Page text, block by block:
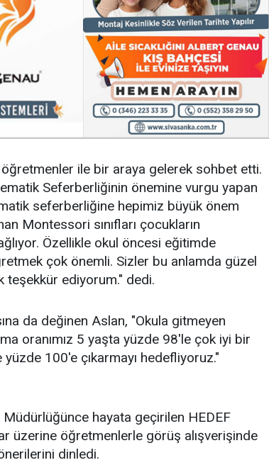
ile bir araya gelerek sohbet etti.
Seferberliğinin önemine vurgu yapan
seferberliğine hepimiz büyük önem
Montessori sınıfları çocukların
Özellikle okul öncesi eğitimde
çok önemli. Sizler bu anlamda güzel
teşekkür ediyorum." dedi.
da değinen Aslan, "Okula gitmeyen
oranımız 5 yaşta yüzde 98'le çok iyi bir
yüzde 100'e çıkarmayı hedefliyoruz."
hayata geçirilen HEDEF
üzerine öğretmenlerle görüş alışverişinde
dinledi.